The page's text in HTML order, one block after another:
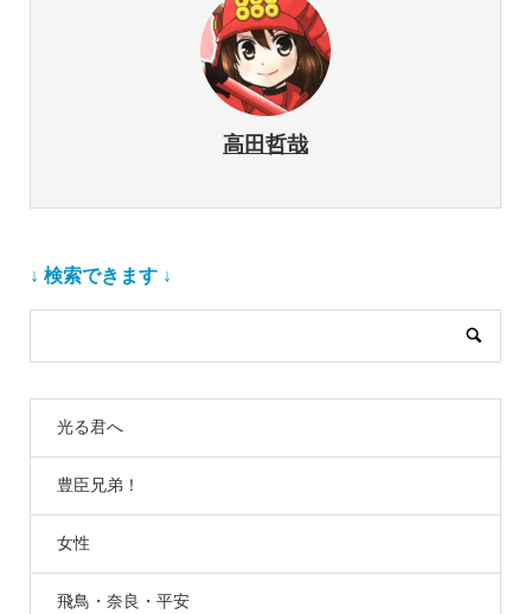
高田哲哉
↓ 検索できます ↓
光る君へ
豊臣兄弟！
女性
飛鳥・奈良・平安